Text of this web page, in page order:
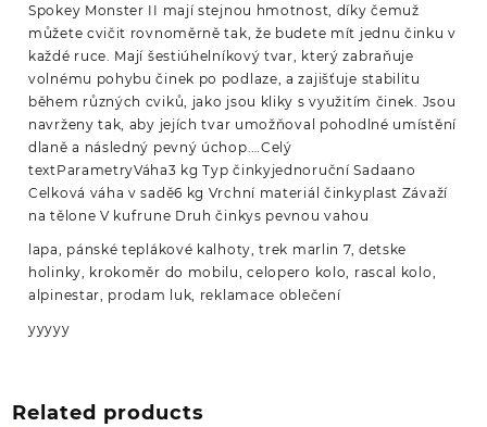
Spokey Monster II mají stejnou hmotnost, díky čemuž
můžete cvičit rovnoměrně tak, že budete mít jednu činku v
každé ruce. Mají šestiúhelníkový tvar, který zabraňuje
volnému pohybu činek po podlaze, a zajišťuje stabilitu
během různých cviků, jako jsou kliky s využitím činek. Jsou
navrženy tak, aby jejích tvar umožňoval pohodlné umístění
dlaně a následný pevný úchop.…Celý
textParametryVáha3 kg Typ činkyjednoruční Sadaano
Celková váha v sadě6 kg Vrchní materiál činkyplast Závaží
na tělone V kufrune Druh činkys pevnou vahou
lapa, pánské teplákové kalhoty, trek marlin 7, detske
holinky, krokoměr do mobilu, celopero kolo, rascal kolo,
alpinestar, prodam luk, reklamace oblečení
yyyyy
Related products